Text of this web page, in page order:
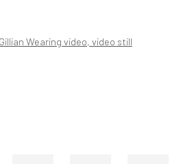
the following image in a popup: